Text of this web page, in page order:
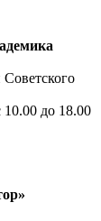
до 18.00